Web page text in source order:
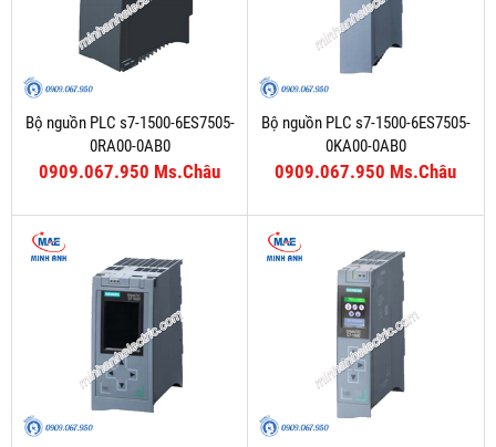
Bộ nguồn PLC s7-1500-6ES7505-
0RA00-0AB0
0909.067.950 Ms.Châu
Bộ nguồn PLC s7-1500-6ES7505-
0KA00-0AB0
0909.067.950 Ms.Châu